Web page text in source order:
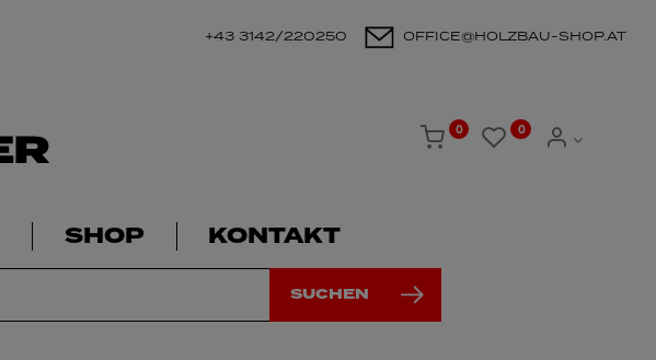
+43 3142/220250 OFFICE@HOLZBAU-SHOP.AT
0 0
SHOP KONTAKT
SUCHEN